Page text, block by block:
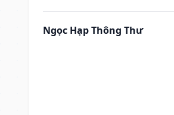
Ngọc Hạp Thông Thư